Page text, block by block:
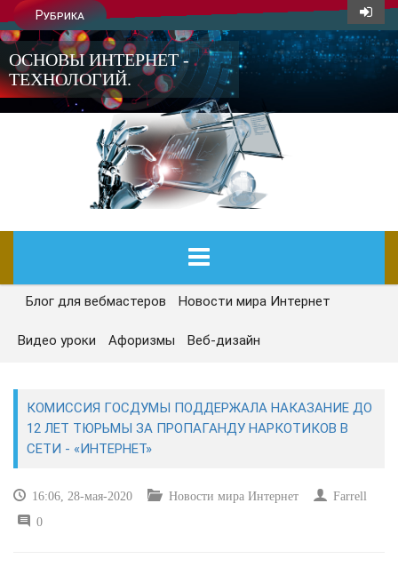
Рубрика
ОСНОВЫ ИНТЕРНЕТ -
ТЕХНОЛОГИЙ.
ГЛАВНАЯ
СЕГОДНЯ
ИНТЕРНЕТ И СВЯЗЬ
Блог для вебмастеров Новости мира Интернет
Видео уроки Афоризмы Веб-дизайн
КОМИССИЯ ГОСДУМЫ ПОДДЕРЖАЛА НАКАЗАНИЕ ДО
12 ЛЕТ ТЮРЬМЫ ЗА ПРОПАГАНДУ НАРКОТИКОВ В
СЕТИ - «ИНТЕРНЕТ»
16:06, 28-мая-2020 Новости мира Интернет
Farrell
0